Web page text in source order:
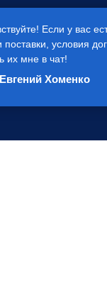
публичной офертой
Агентом
Евгений Хоменко
Если у вас
поставки, условия
их мне в чат!